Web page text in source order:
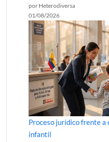
por Heterodiversa
01/08/2026
Proceso jurídico frente a
infantil